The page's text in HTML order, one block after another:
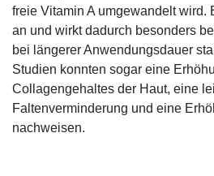
freie Vitamin A umgewandelt wird.
an und wirkt dadurch besonders
bei längerer Anwendungsdauer
Studien konnten sogar eine
Collagengehaltes der Haut, eine
Faltenverminderung und eine
nachweisen.